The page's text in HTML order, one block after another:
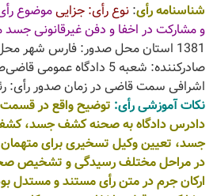
شناسنامه رأی: نوع رأی: جزاییموضوع
و مشارکت در اخفا و دفن غیرقانونی جسد
1381 استان محل صدور: فارس شهر
صادرکننده: شعبه 5 دادگاه
اشرافی سمت قاضی در زمان صدور رأی:
نکات آموزشی رأی: توضیح واقع در
دادرس دادگاه به صحنه کشف جسد،
جسد، تعیین وکیل تسخیری برای متهمان،
در مراحل مختلف رسیدگی و تشخیص
ارکان جرم در متن رأی مستند و مستدل